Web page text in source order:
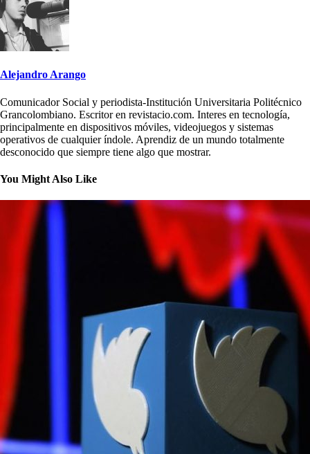
Alejandro Arango
Comunicador Social y periodista-Institución Universitaria Politécnico
Grancolombiano. Escritor en revistacio.com. Interes en tecnología,
principalmente en dispositivos móviles, videojuegos y sistemas
operativos de cualquier índole. Aprendiz de un mundo totalmente
desconocido que siempre tiene algo que mostrar.
You Might Also Like